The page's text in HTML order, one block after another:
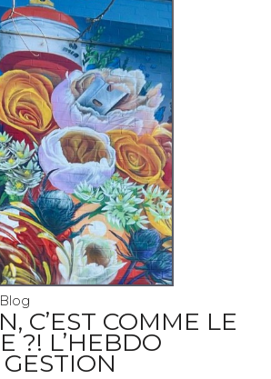
Blog
C’EST COMME LE
?! L’HEBDO